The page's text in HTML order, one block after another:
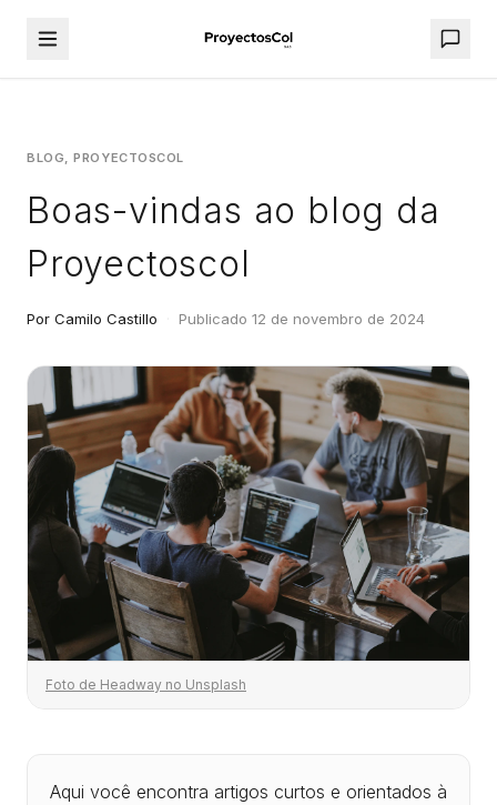
BLOG, PROYECTOSCOL
Boas-vindas ao blog da
Proyectoscol
Por Camilo Castillo Publicado 12 de novembro de 2024
Foto de Headway no Unsplash
Aqui você encontra artigos curtos e orientados à